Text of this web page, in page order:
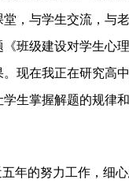
，与学生交流，与
班级建设对学生心
现在我正在研究高
生掌握解题的规律
年的努力工作，细